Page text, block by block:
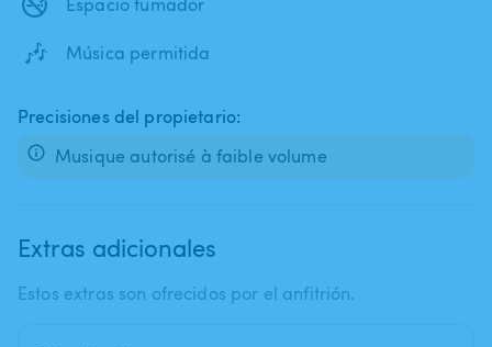
🎶 Música permitida
Precisiones del propietario:
Musique autorisé à faible volume
Extras adicionales
Estos extras son ofrecidos por el anfitrión.